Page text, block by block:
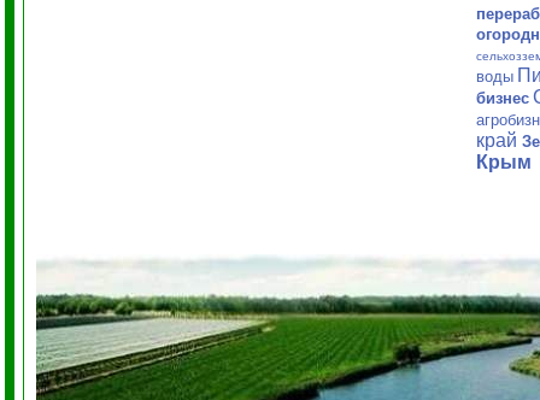
воды
бизнес
край
Крым